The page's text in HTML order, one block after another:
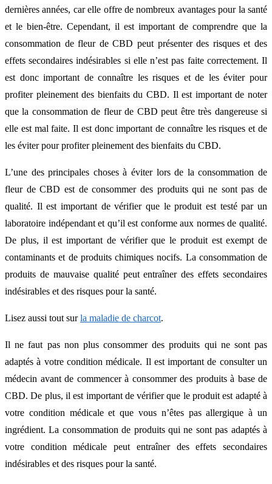
dernières années, car elle offre de nombreux avantages pour la santé
et le bien-être. Cependant, il est important de comprendre que la
consommation de fleur de CBD peut présenter des risques et des
effets secondaires indésirables si elle n’est pas faite correctement. Il
est donc important de connaître les risques et de les éviter pour
profiter pleinement des bienfaits du CBD. Il est important de noter
que la consommation de fleur de CBD peut être très dangereuse si
elle est mal faite. Il est donc important de connaître les risques et de
les éviter pour profiter pleinement des bienfaits du CBD.
L’une des principales choses à éviter lors de la consommation de
fleur de CBD est de consommer des produits qui ne sont pas de
qualité. Il est important de vérifier que le produit est testé par un
laboratoire indépendant et qu’il est conforme aux normes de qualité.
De plus, il est important de vérifier que le produit est exempt de
contaminants et de produits chimiques nocifs. La consommation de
produits de mauvaise qualité peut entraîner des effets secondaires
indésirables et des risques pour la santé.
Lisez aussi tout surla maladie de charcot.
Il ne faut pas non plus consommer des produits qui ne sont pas
adaptés à votre condition médicale. Il est important de consulter un
médecin avant de commencer à consommer des produits à base de
CBD. De plus, il est important de vérifier que le produit est adapté à
votre condition médicale et que vous n’êtes pas allergique à un
ingrédient. La consommation de produits qui ne sont pas adaptés à
votre condition médicale peut entraîner des effets secondaires
indésirables et des risques pour la santé.